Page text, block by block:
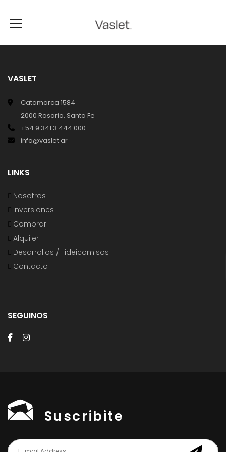
VASLET
Catamarca 1584
2000 Rosario, Santa Fe
+54 9 341 3 444 000
info@vaslet.ar
LINKS
Nosotros
Inversiones
Comprar
Alquiler
Desarrollos / Fideicomisos
Contacto
SEGUINOS
Suscribite